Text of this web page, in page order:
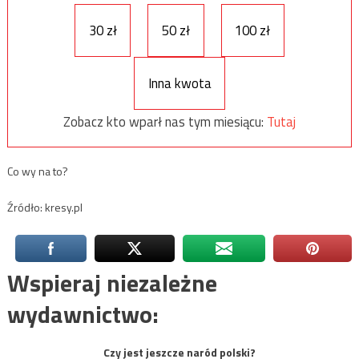
30 zł 50 zł 100 zł
Inna kwota
Zobacz kto wparł nas tym miesiącu: Tutaj
Co wy na to?
Źródło: kresy.pl
Wspieraj niezależne
wydawnictwo:
Czy jest jeszcze naród polski?